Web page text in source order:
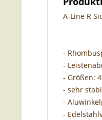
A-Line R
-
-
- Größen:
- sehr
-
-